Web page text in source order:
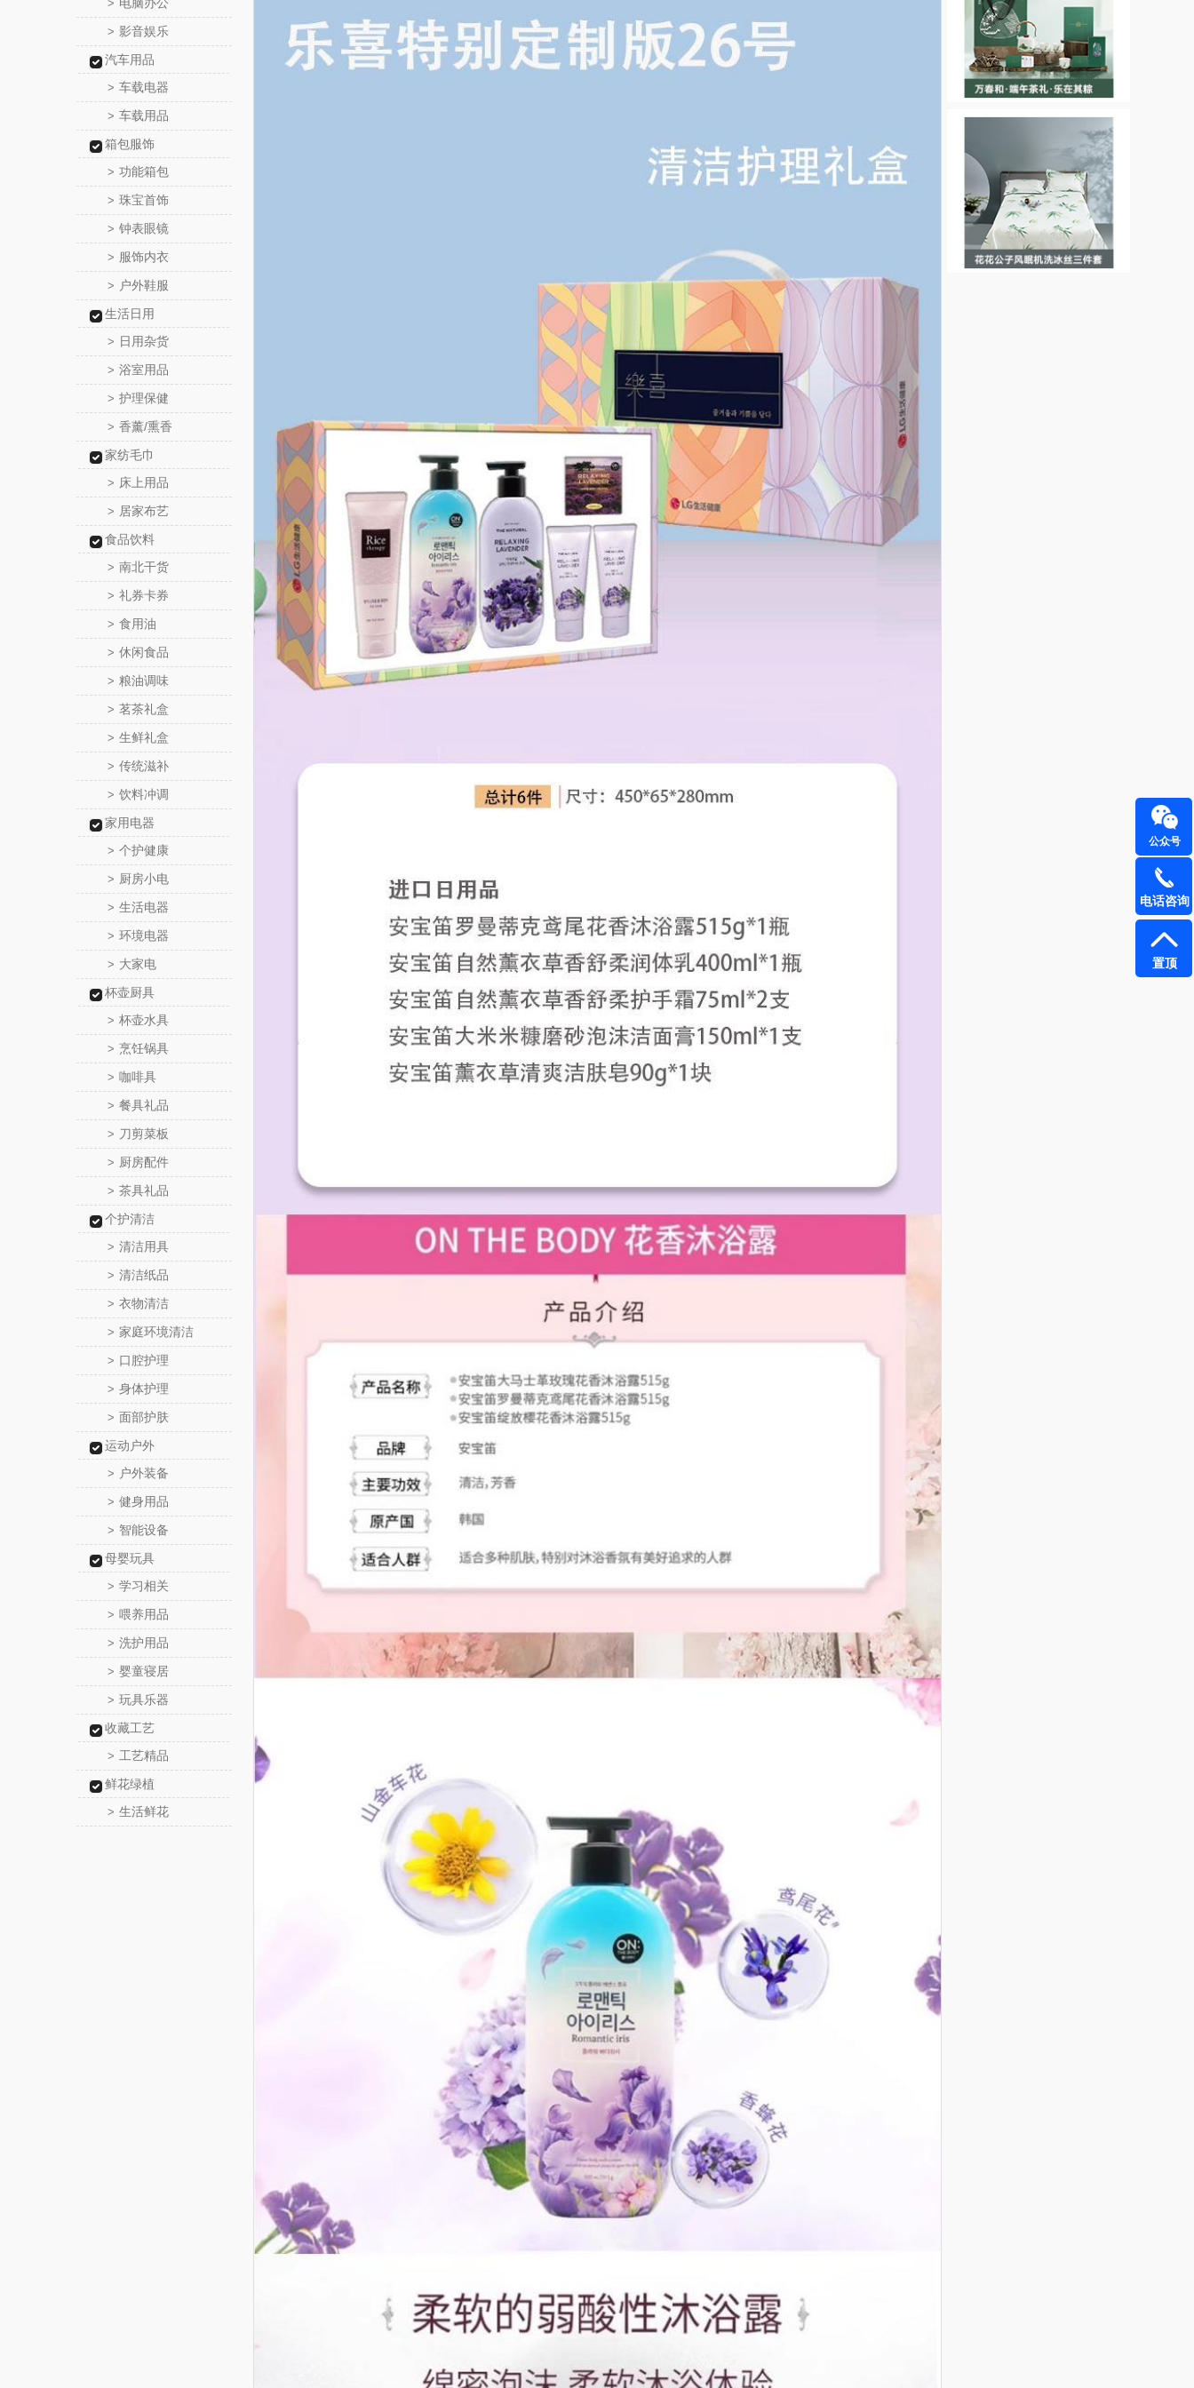
>
> 影音娱乐
汽车用品
> 车载电器
> 车载用品
箱包服饰
> 功能箱包
> 珠宝首饰
> 钟表眼镜
> 服饰内衣
> 户外鞋服
生活日用
> 日用杂货
> 浴室用品
> 护理保健
> 香薰/熏香
家纺毛巾
> 床上用品
> 居家布艺
食品饮料
> 南北干货
> 礼券卡券
> 食用油
> 休闲食品
> 粮油调味
> 茗茶礼盒
> 生鲜礼盒
> 传统滋补
> 饮料冲调
家用电器
> 个护健康
> 厨房小电
> 生活电器
> 环境电器
> 大家电
杯壶厨具
> 杯壶水具
> 烹饪锅具
> 咖啡具
> 餐具礼品
> 刀剪菜板
> 厨房配件
> 茶具礼品
个护清洁
> 清洁用具
> 清洁纸品
> 衣物清洁
> 家庭环境清洁
> 口腔护理
> 身体护理
> 面部护肤
运动户外
> 户外装备
> 健身用品
> 智能设备
母婴玩具
> 学习相关
> 喂养用品
> 洗护用品
> 婴童寝居
> 玩具乐器
收藏工艺
> 工艺精品
鲜花绿植
> 生活鲜花
公众号
电话咨询
置顶